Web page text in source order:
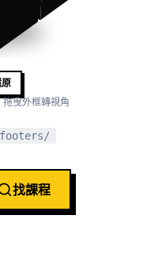
曳外框轉視角
找課程